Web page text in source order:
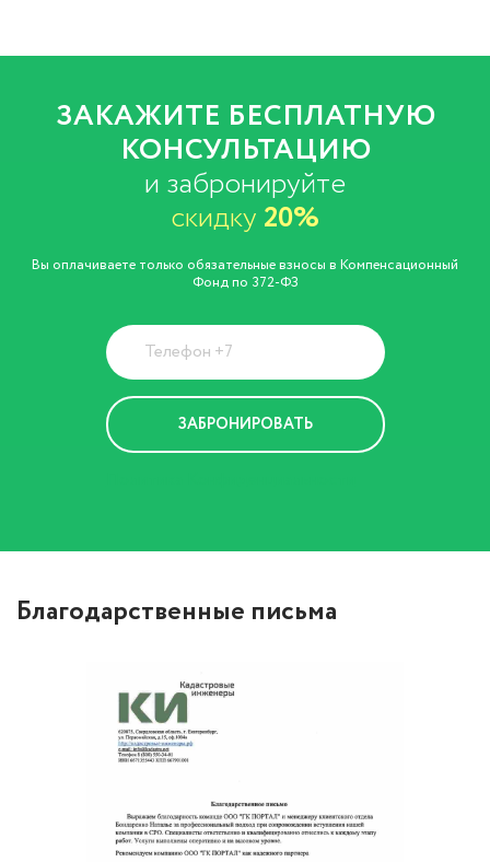
ЗАКАЖИТЕ БЕСПЛАТНУЮ
КОНСУЛЬТАЦИЮ
и забронируйте
скидку 20%
Вы оплачиваете только обязательные взносы в Компенсационный
Фонд по 372-ФЗ
Благодарственные письма